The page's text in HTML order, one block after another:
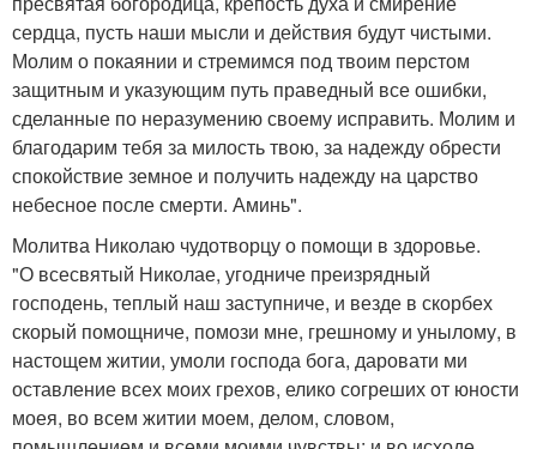
сердца, пусть наши мысли и действия будут чистыми.
Молим о покаянии и стремимся под твоим перстом
защитным и указующим путь праведный все ошибки,
сделанные по неразумению своему исправить. Молим и
благодарим тебя за милость твою, за надежду обрести
спокойствие земное и получить надежду на царство
небесное после смерти. Аминь".
Молитва Николаю чудотворцу о помощи в здоровье.
"О всесвятый Николае, угодниче преизрядный
господень, теплый наш заступниче, и везде в скорбех
скорый помощниче, помози мне, грешному и унылому, в
настощем житии, умоли господа бога, даровати ми
оставление всех моих грехов, елико согреших от юности
моея, во всем житии моем, делом, словом,